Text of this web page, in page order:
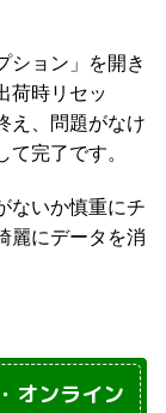
ション」を開き
荷時リセッ
え、問題がなけ
完了です。
ないか慎重にチ
麗にデータを消
オンライン